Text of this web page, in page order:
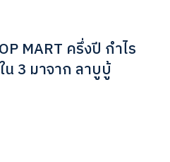
MART ครึ่งปี กำไร
น 3 มาจาก ลาบูบู้